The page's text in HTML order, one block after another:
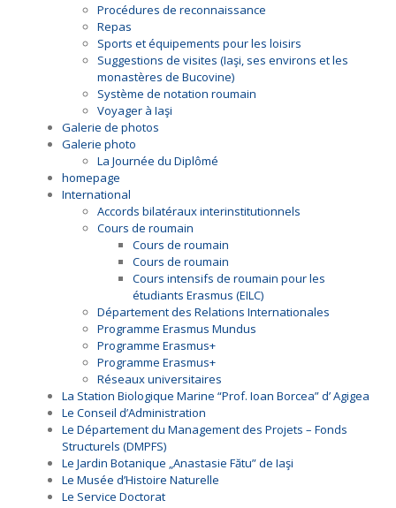
Procédures de reconnaissance
Repas
Sports et équipements pour les loisirs
Suggestions de visites (Iaşi, ses environs et les
monastères de Bucovine)
Système de notation roumain
Voyager à Iaşi
Galerie de photos
Galerie photo
La Journée du Diplômé
homepage
International
Accords bilatéraux interinstitutionnels
Cours de roumain
Cours de roumain
Cours de roumain
Cours intensifs de roumain pour les
étudiants Erasmus (EILC)
Département des Relations Internationales
Programme Erasmus Mundus
Programme Erasmus+
Programme Erasmus+
Réseaux universitaires
La Station Biologique Marine “Prof. Ioan Borcea” d’ Agigea
Le Conseil d’Administration
Le Département du Management des Projets – Fonds
Structurels (DMPFS)
Le Jardin Botanique „Anastasie Fătu” de Iaşi
Le Musée d’Histoire Naturelle
Le Service Doctorat